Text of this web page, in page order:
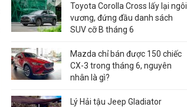
Toyota Corolla Cross lấy lại ngôi
vương, đứng đầu danh sách
SUV cỡ B tháng 6
Mazda chỉ bán được 150 chiếc
CX-3 trong tháng 6, nguyên
nhân là gì?
Lý Hải tậu Jeep Gladiator